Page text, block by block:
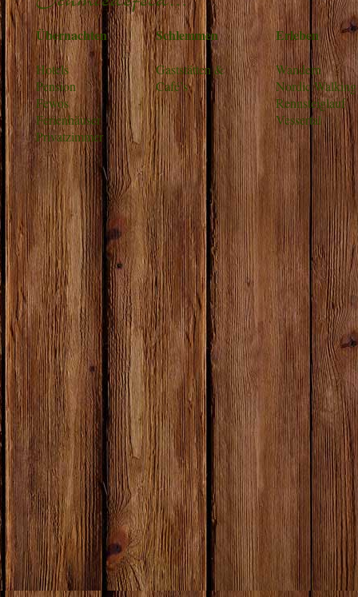
Übernachten
Hotels
Pension
Fewos
Ferienhäuser
Privatzimmer
Schlemmen
Gaststätten &
Café’s
Erleben
Wandern
Nordic Walking
Rennsteiglauf
Vessertal